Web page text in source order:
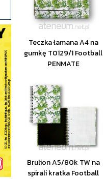
Teczka łamana A4 na
gumkę T0129/1 Football
PENMATE
Brulion A5/80k TW na
spirali kratka Football